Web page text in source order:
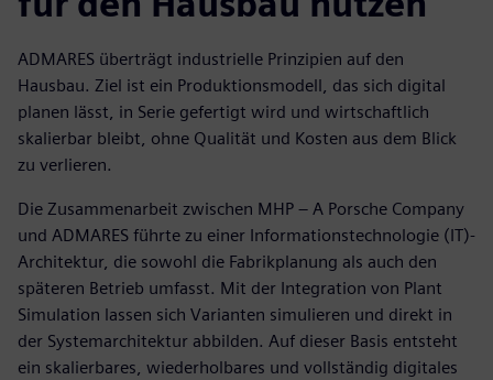
ADMARES überträgt industrielle Prinzipien auf den
Hausbau. Ziel ist ein Produktionsmodell, das sich digital
planen lässt, in Serie gefertigt wird und wirtschaftlich
skalierbar bleibt, ohne Qualität und Kosten aus dem Blick
zu verlieren.
Die Zusammenarbeit zwischen MHP – A Porsche Company
und ADMARES führte zu einer Informationstechnologie (IT)-
Architektur, die sowohl die Fabrikplanung als auch den
späteren Betrieb umfasst. Mit der Integration von Plant
Simulation lassen sich Varianten simulieren und direkt in
der Systemarchitektur abbilden. Auf dieser Basis entsteht
ein skalierbares, wiederholbares und vollständig digitales